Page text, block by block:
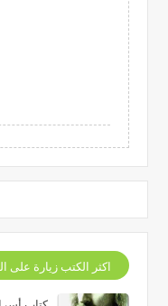
اكثر الكتب زيارة على